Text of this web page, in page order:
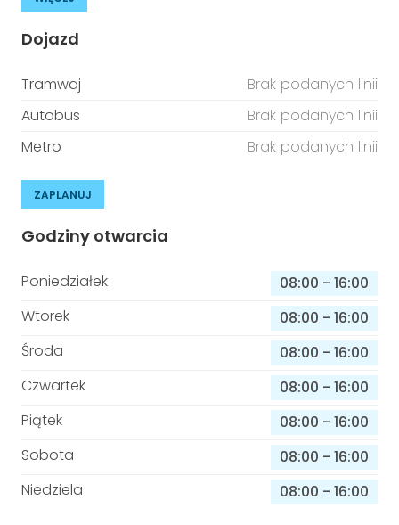
Dojazd
Tramwaj
Brak podanych linii
Autobus
Brak podanych linii
Metro
Brak podanych linii
ZAPLANUJ
Godziny otwarcia
Poniedziałek 08:00 - 16:00
Wtorek
08:00 - 16:00
Środa
08:00 - 16:00
Czwartek
08:00 - 16:00
Piątek
08:00 - 16:00
Sobota
08:00 - 16:00
Niedziela
08:00 - 16:00